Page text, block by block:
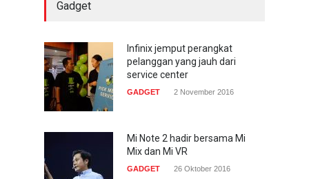
Gadget
Infinix jemput perangkat
pelanggan yang jauh dari
service center
GADGET 2 November 2016
Mi Note 2 hadir bersama Mi
Mix dan Mi VR
GADGET 26 Oktober 2016